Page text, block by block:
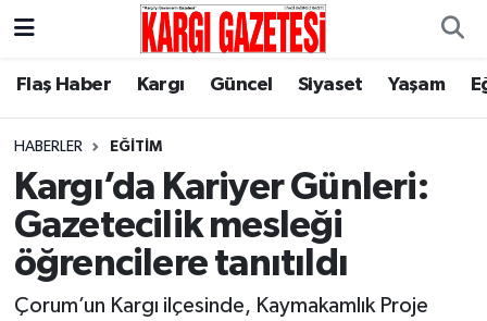
Flaş Haber Kargı Güncel Siyaset Yaşam
HABERLER EĞITIM
Kargı’da Kariyer Günleri:
Gazetecilik mesleği
öğrencilere tanıtıldı
Çorum’un Kargı ilçesinde, Kaymakamlık Proje
Flaş Haber
Kargı
Güncel
Yaşam
Nöbetçi Eczaneler
Hava Durumu
Çorum Namaz Vakitleri
Trafik Durumu
Süper Lig Puan Durumu ve Fikstür